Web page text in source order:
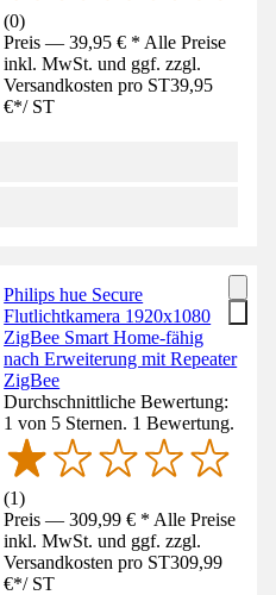
(0)
Preis — 39,95 € * Alle Preise
inkl. MwSt. und ggf. zzgl.
Versandkosten pro ST39,95
€*/ ST
Philips hue Secure
Flutlichtkamera 1920x1080
ZigBee Smart Home-fähig
nach Erweiterung mit Repeater
ZigBee
Durchschnittliche Bewertung:
1 von 5 Sternen. 1 Bewertung.
(1)
Preis — 309,99 € * Alle Preise
inkl. MwSt. und ggf. zzgl.
Versandkosten pro ST309,99
€*/ ST